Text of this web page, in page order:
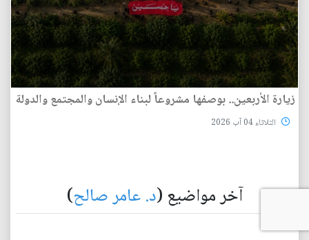
زيارة الأربعين.. بوصفها مشروعاً لبناء الإنسان والمجتمع والدولة
الثلاثاء 04 آب 2026
آخر مواضيع (د. عامر صالح)